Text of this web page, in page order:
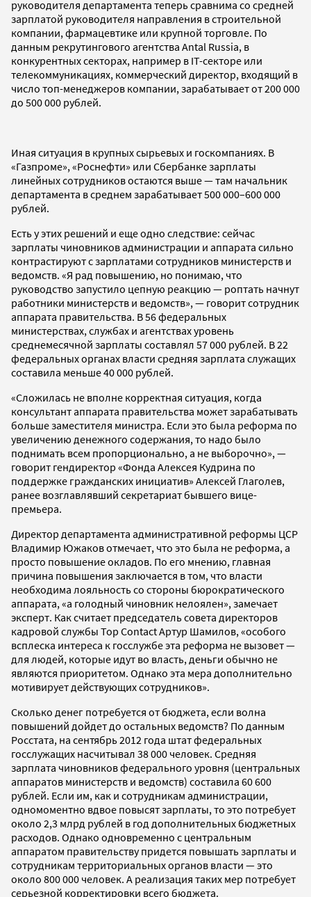
руководителя департамента теперь сравнима со средней
зарплатой руководителя направления в строительной
компании, фармацевтике или крупной торговле. По
данным рекрутингового агентства Antal Russia, в
конкурентных секторах, например в IT-секторе или
телекоммуникациях, коммерческий директор, входящий в
число топ-менеджеров компании, зарабатывает от 200 000
до 500 000 рублей.
Иная ситуация в крупных сырьевых и госкомпаниях. В
«Газпроме», «Роснефти» или Сбербанке зарплаты
линейных сотрудников остаются выше — там начальник
департамента в среднем зарабатывает 500 000–600 000
рублей.
Есть у этих решений и еще одно следствие: сейчас
зарплаты чиновников администрации и аппарата сильно
контрастируют с зарплатами сотрудников министерств и
ведомств. «Я рад повышению, но понимаю, что
руководство запустило цепную реакцию — роптать начнут
работники министерств и ведомств», — говорит сотрудник
аппарата правительства. В 56 федеральных
министерствах, службах и агентствах уровень
среднемесячной зарплаты составлял 57 000 рублей. В 22
федеральных органах власти средняя зарплата служащих
составила меньше 40 000 рублей.
«Сложилась не вполне корректная ситуация, когда
консультант аппарата правительства может зарабатывать
больше заместителя министра. Если это была реформа по
увеличению денежного содержания, то надо было
поднимать всем пропорционально, а не выборочно», —
говорит гендиректор «Фонда Алексея Кудрина по
поддержке гражданских инициатив» Алексей Глаголев,
ранее возглавлявший секретариат бывшего вице-
премьера.
Директор департамента административной реформы ЦСР
Владимир Южаков отмечает, что это была не реформа, а
просто повышение окладов. По его мнению, главная
причина повышения заключается в том, что власти
необходима лояльность со стороны бюрократического
аппарата, «а голодный чиновник нелоялен», замечает
эксперт. Как считает председатель совета директоров
кадровой службы Top Contact Артур Шамилов, «особого
всплеска интереса к госслужбе эта реформа не вызовет —
для людей, которые идут во власть, деньги обычно не
являются приоритетом. Однако эта мера дополнительно
мотивирует действующих сотрудников».
Сколько денег потребуется от бюджета, если волна
повышений дойдет до остальных ведомств? По данным
Росстата, на сентябрь 2012 года штат федеральных
госслужащих насчитывал 38 000 человек. Средняя
зарплата чиновников федерального уровня (центральных
аппаратов министерств и ведомств) составила 60 600
рублей. Если им, как и сотрудникам aдминистрации,
одномоментно вдвое повысят зарплаты, то это потребует
около 2,3 млрд рублей в год дополнительных бюджетных
расходов. Однако одновременно с центральным
аппаратом правительству придется повышать зарплаты и
сотрудникам территориальных органов власти — это
около 800 000 человек. А реализация таких мер потребует
серьезной корректировки всего бюджета.